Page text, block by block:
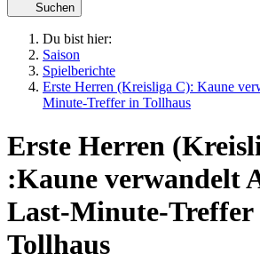
Suchen
Du bist hier:
Saison
Spielberichte
Erste Herren (Kreisliga C): Kaune
Minute-Treffer in Tollhaus
Erste Herren
:Kaune verwandelt
Last-Minute-Treffer
Tollhaus